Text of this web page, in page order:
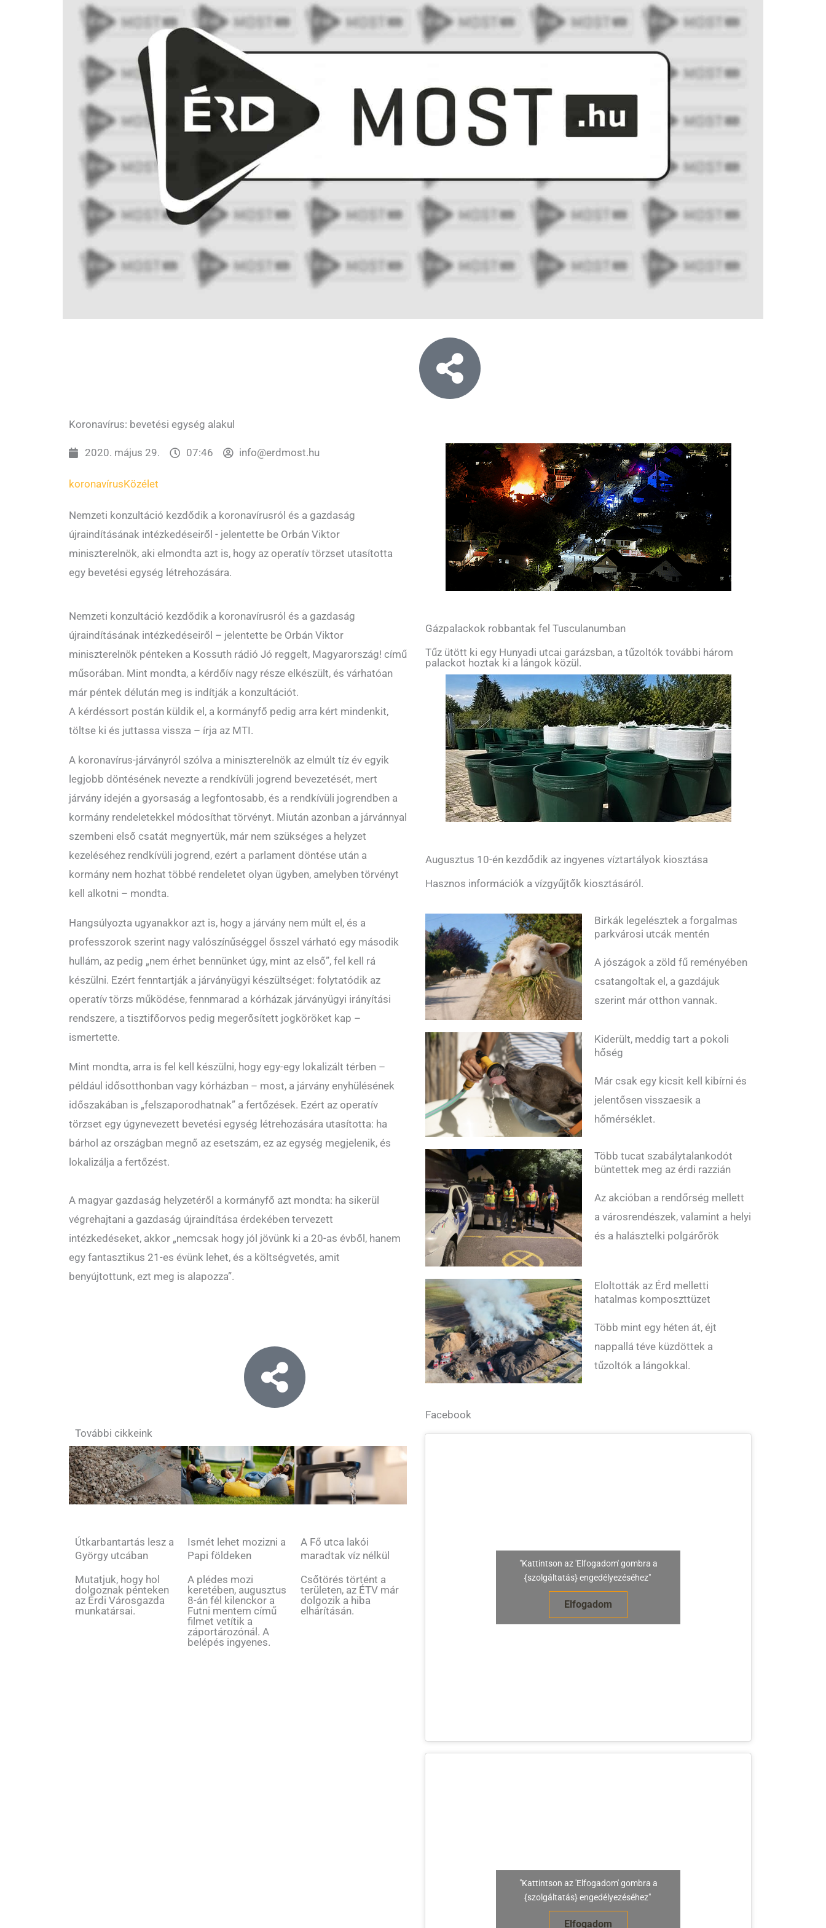
Koronavírus: bevetési egység alakul
2020. május 29. 07:46 info@erdmost.hu
koronavírusKözélet
Nemzeti konzultáció kezdődik a koronavírusról és a gazdaság
újraindításának intézkedéseiről - jelentette be Orbán Viktor
miniszterelnök, aki elmondta azt is, hogy az operatív törzset utasította
egy bevetési egység létrehozására.
Nemzeti konzultáció kezdődik a koronavírusról és a gazdaság
újraindításának intézkedéseiről – jelentette be Orbán Viktor
miniszterelnök pénteken a Kossuth rádió Jó reggelt, Magyarország! című
műsorában. Mint mondta, a kérdőív nagy része elkészült, és várhatóan
már péntek délután meg is indítják a konzultációt.
A kérdéssort postán küldik el, a kormányfő pedig arra kért mindenkit,
töltse ki és juttassa vissza – írja az MTI.
A koronavírus-járványról szólva a miniszterelnök az elmúlt tíz év egyik
legjobb döntésének nevezte a rendkívüli jogrend bevezetését, mert
járvány idején a gyorsaság a legfontosabb, és a rendkívüli jogrendben a
kormány rendeletekkel módosíthat törvényt. Miután azonban a járvánnyal
szembeni első csatát megnyertük, már nem szükséges a helyzet
kezeléséhez rendkívüli jogrend, ezért a parlament döntése után a
kormány nem hozhat többé rendeletet olyan ügyben, amelyben törvényt
kell alkotni – mondta.
Hangsúlyozta ugyanakkor azt is, hogy a járvány nem múlt el, és a
professzorok szerint nagy valószínűséggel ősszel várható egy második
hullám, az pedig „nem érhet bennünket úgy, mint az első”, fel kell rá
készülni. Ezért fenntartják a járványügyi készültséget: folytatódik az
operatív törzs működése, fennmarad a kórházak járványügyi irányítási
rendszere, a tisztifőorvos pedig megerősített jogköröket kap –
ismertette.
Mint mondta, arra is fel kell készülni, hogy egy-egy lokalizált térben –
például idősotthonban vagy kórházban – most, a járvány enyhülésének
időszakában is „felszaporodhatnak” a fertőzések. Ezért az operatív
törzset egy úgynevezett bevetési egység létrehozására utasította: ha
bárhol az országban megnő az esetszám, ez az egység megjelenik, és
lokalizálja a fertőzést.
A magyar gazdaság helyzetéről a kormányfő azt mondta: ha sikerül
végrehajtani a gazdaság újraindítása érdekében tervezett
intézkedéseket, akkor „nemcsak hogy jól jövünk ki a 20-as évből, hanem
egy fantasztikus 21-es évünk lehet, és a költségvetés, amit
benyújtottunk, ezt meg is alapozza”.
További cikkeink
Útkarbantartás lesz a
György utcában
Mutatjuk, hogy hol
dolgoznak pénteken
az Érdi Városgazda
munkatársai.
Ismét lehet mozizni a
Papi földeken
A plédes mozi
keretében, augusztus
8-án fél kilenckor a
Futni mentem című
filmet vetítik a
záportározónál. A
belépés ingyenes.
A Fő utca lakói
maradtak víz nélkül
Csőtörés történt a
területen, az ÉTV már
dolgozik a hiba
elhárításán.
Gázpalackok robbantak fel Tusculanumban
Tűz ütött ki egy Hunyadi utcai garázsban, a tűzoltók további három
palackot hoztak ki a lángok közül.
Augusztus 10-én kezdődik az ingyenes víztartályok kiosztása
Hasznos információk a vízgyűjtők kiosztásáról.
Birkák legelésztek a forgalmas
parkvárosi utcák mentén
A jószágok a zöld fű reményében
csatangoltak el, a gazdájuk
szerint már otthon vannak.
Kiderült, meddig tart a pokoli
hőség
Már csak egy kicsit kell kibírni és
jelentősen visszaesik a
hőmérséklet.
Több tucat szabálytalankodót
büntettek meg az érdi razzián
Az akcióban a rendőrség mellett
a városrendészek, valamint a helyi
és a halásztelki polgárőrök
Eloltották az Érd melletti
hatalmas komposzttüzet
Több mint egy héten át, éjt
nappallá téve küzdöttek a
tűzoltók a lángokkal.
Facebook
"Kattintson az 'Elfogadom' gombra a
{szolgáltatás} engedélyezéséhez"
Elfogadom
"Kattintson az 'Elfogadom' gombra a
{szolgáltatás} engedélyezéséhez"
Elfogadom